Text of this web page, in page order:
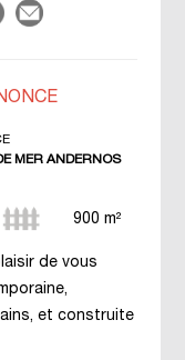
MER ANDERNOS
900 m²
de vous
et construite